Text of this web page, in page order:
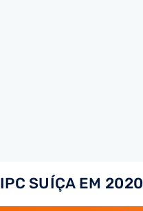
SUÍÇA EM 2020